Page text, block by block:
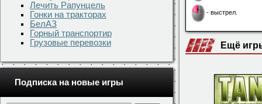
Лечить Рапунцель
Гонки на тракторах
БелАЗ
Горный транспортир
Грузовые перевозки
Подписка на новые игры
- выстрел.
Ещё